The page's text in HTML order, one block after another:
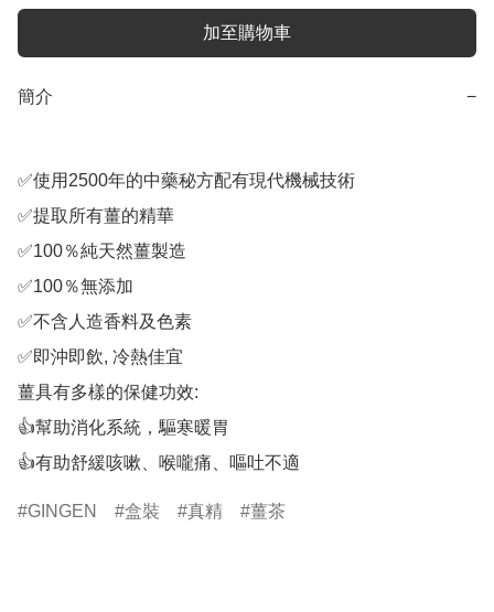
加至購物車
簡介 −
✅使用2500年的中藥秘方配有現代機械技術
✅提取所有薑的精華
✅100％純天然薑製造
✅100％無添加
✅不含人造香料及色素
✅即沖即飲, 冷熱佳宜
薑具有多樣的保健功效​:
👍幫助消化系統，驅寒暖胃
GINGEN 盒裝 真精 薑茶